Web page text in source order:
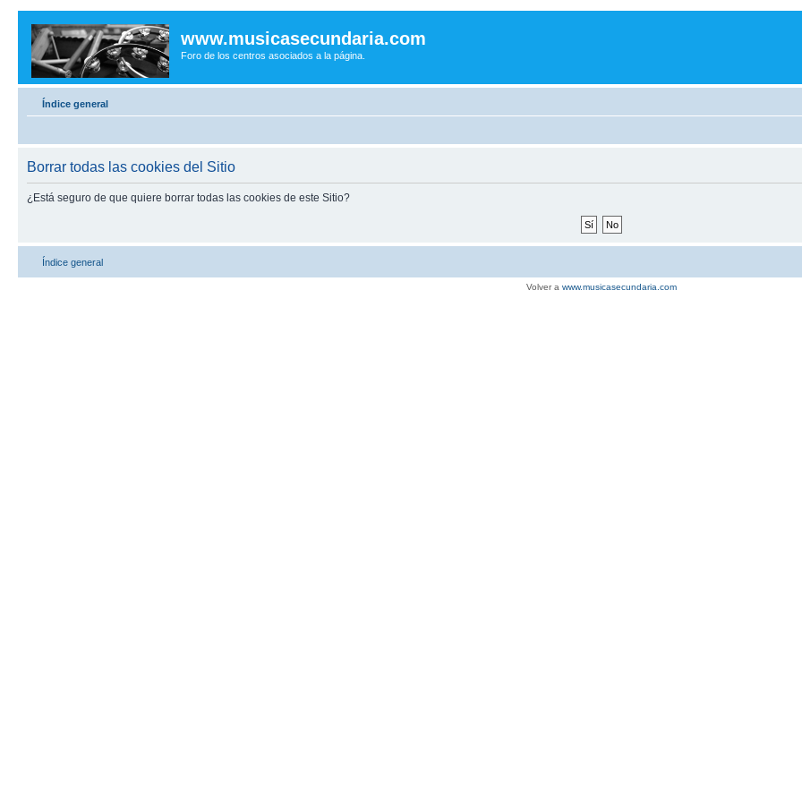
www.musicasecundaria.com
Foro de los centros asociados a la página.
Índice general
Borrar todas las cookies del Sitio
¿Está seguro de que quiere borrar todas las cookies de este Sitio?
Índice general
Volver a www.musicasecundaria.com